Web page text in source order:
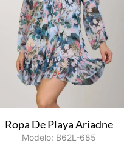
Ropa De Playa Ariadne
Modelo: B62L-685